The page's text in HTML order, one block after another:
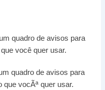
quadro de avisos para
você quer usar.